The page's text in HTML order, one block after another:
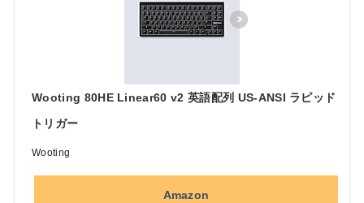
Wooting 80HE Linear60 v2 英語配列 US-ANSI ラピッド
トリガー
Wooting
Amazon